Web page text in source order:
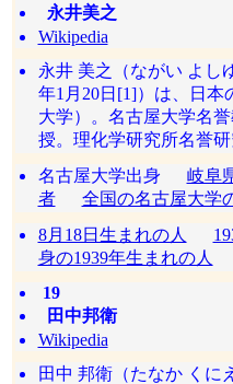
永井美之
Wikipedia
永井 美之（ながい よし
年1月20日[1]）は、日本
大学）。名古屋大学名
授。理化学研究所名誉
名古屋大学出身 岐阜
者
全国の名古屋大学
8月18日生まれの人
身の1939年生まれの人
19
田中邦衛
Wikipedia
田中 邦衛（たなか くに